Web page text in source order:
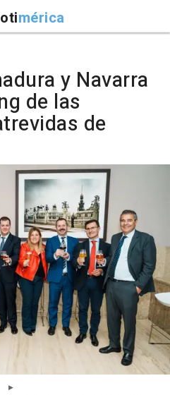
mérica
y Navarra
de las
de